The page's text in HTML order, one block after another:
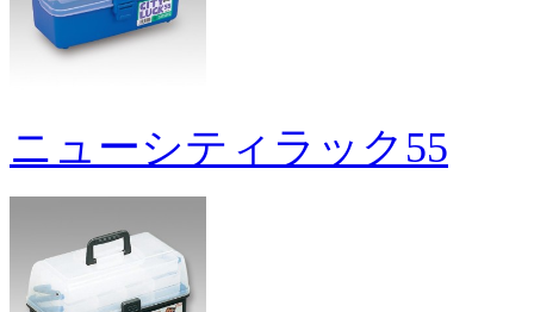
ニューシティラック55